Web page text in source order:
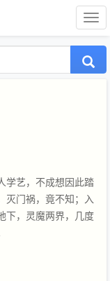
学艺，不成想因此踏
灭门祸，竟不知；入
下，灵魔两界，几度